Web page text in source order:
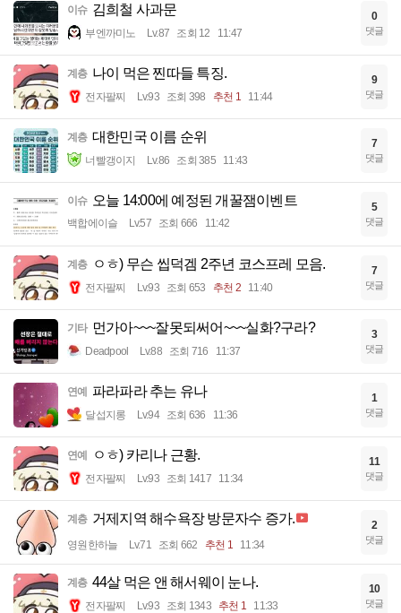
이슈 김희철 사과문
부엔까미노 Lv.87 조회 12 11:47
0
댓글
계층 나이 먹은 찐따들 특징.
전자팔찌 Lv.93 조회 398 추천 1 11:44
9
댓글
계층 대한민국 이름 순위
너빨갱이지 Lv.86 조회 385 11:43
7
댓글
이슈 오늘 14:00에 예정된 개꿀잼이벤트
백합에이슬 Lv.57 조회 666 11:42
5
댓글
계층 ㅇㅎ) 무슨 씹덕겜 2주년 코스프레 모음.
전자팔찌 Lv.93 조회 653 추천 2 11:40
7
댓글
기타 먼가아~~~잘못되써어~~~실화?구라?
Deadpool Lv.88 조회 716 11:37
3
댓글
연예 파라파라 추는 유나
달섭지롱 Lv.94 조회 636 11:36
1
댓글
연예 ㅇㅎ) 카리나 근황.
전자팔찌 Lv.93 조회 1417 11:34
11
댓글
계층 거제지역 해수욕장 방문자수 증가.
영원한하늘 Lv.71 조회 662 추천 1 11:34
2
댓글
계층 44살 먹은 앤 해서웨이 눈나.
전자팔찌 Lv.93 조회 1343 추천 1 11:33
10
댓글